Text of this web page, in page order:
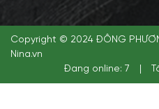
Copyright © 2024 ĐÔNG
Nina.vn
Đang online: 7